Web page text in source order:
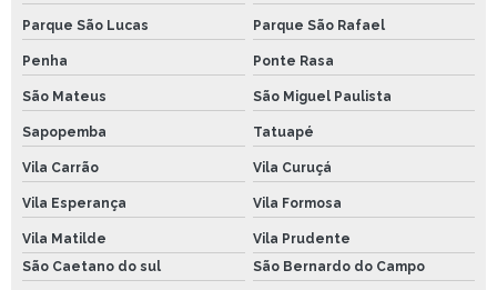
Parque São Lucas Parque São Rafael
Penha Ponte Rasa
São Mateus São Miguel Paulista
Sapopemba Tatuapé
Vila Carrão Vila Curuçá
Vila Esperança Vila Formosa
Vila Matilde
Vila Prudente
São Caetano do sul
São Bernardo do Campo